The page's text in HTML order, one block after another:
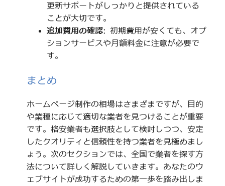
更新サポートがしっかりと提供されている
ことが大切です。
追加費用の確認: 初期費用が安くても、オプ
ションサービスや月額料金に注意が必要で
す。
まとめ
ホームページ制作の相場はさまざまですが、目的
や業種に応じて適切な業者を見つけることが重要
です。格安業者も選択肢として検討しつつ、安定
したクオリティと信頼性を持つ業者を見極めまし
ょう。次のセクションでは、全国で業者を探す方
法について詳しく解説していきます。あなたのウ
ェブサイトが成功するための第一歩を踏み出しま